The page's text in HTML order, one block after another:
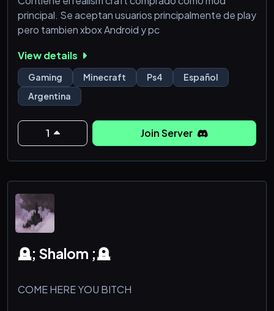
principal. Se aceptan usuarios principalmente de play
pero tambien xbox Android y pc
View details
Gaming Minecraft Ps4
Español
Argentina
1 Join Server
🪦; Shalom ;🪦
COME HERE YOU BITCH